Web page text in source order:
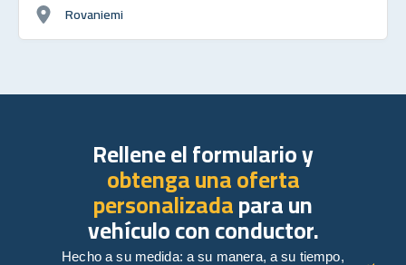
Rovaniemi
Rellene el formulario y
obtenga una oferta
personalizadapara un
vehículo con conductor.
Hecho a su medida: a su manera, a su tiempo,